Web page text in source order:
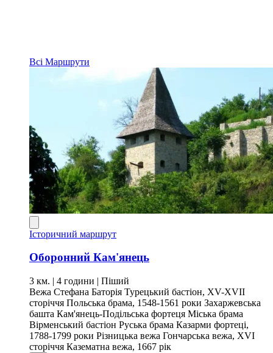
Всі Маршрути
Історичний маршрут
Оборонний Кам'янець
3 км. | 4 години | Піший
Вежа Стефана Баторія Турецький бастіон, XV-XVII
сторіччя Польська брама, 1548-1561 роки Захаржевська
башта Кам'янець-Подільська фортеця Міська брама
Вірменський бастіон Руська брама Казарми фортеці,
1788-1799 роки Різницька вежа Гончарська вежа, XVI
сторіччя Казематна вежа, 1667 рік